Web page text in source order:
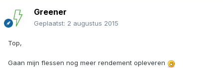
Greener
Geplaatst: 2 augustus 2015
Top,
Gaan mijn flessen nog meer rendement opleveren